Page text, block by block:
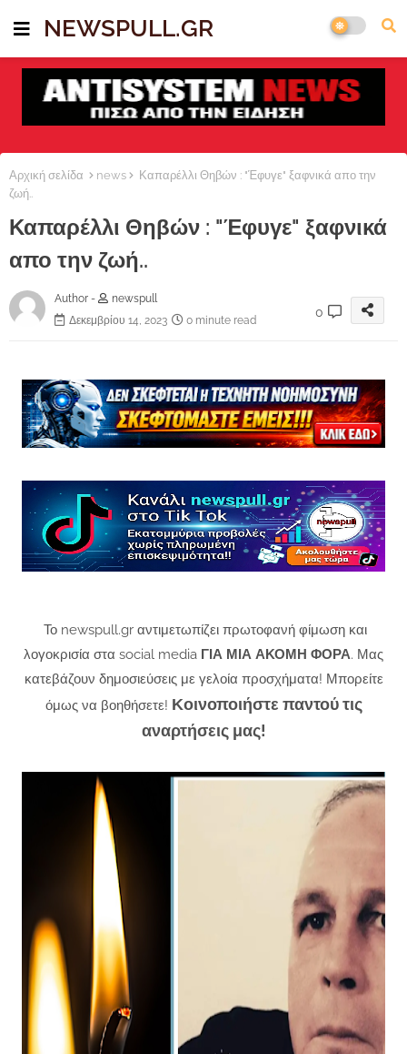
NEWSPULL.GR
Αρχική σελίδα news
Καπαρέλλι Θηβών : "Έφυγε" ξαφνικά απο την
ζωή..
Καπαρέλλι Θηβών : "Έφυγε" ξαφνικά
απο την ζωή..
Author -
newspull
Δεκεμβρίου 14, 2023
0 minute read
0
Το newspull.gr αντιμετωπίζει πρωτοφανή φίμωση και
λογοκρισία στα social media ΓΙΑ ΜΙΑ ΑΚΟΜΗ ΦΟΡΑ. Μας
κατεβάζουν δημοσιεύσεις με γελοία προσχήματα! Μπορείτε
όμως να βοηθήσετε! Κοινοποιήστε παντού τις
αναρτήσεις μας!